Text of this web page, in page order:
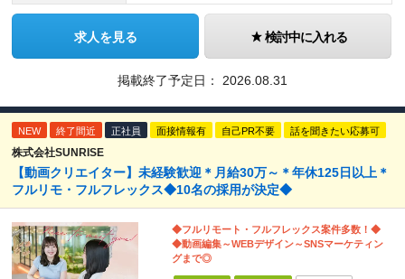
求人を見る 検討中に入れる
掲載終了予定日： 2026.08.31
NEW 終了間近 正社員 面接情報有 自己PR不要 話を聞きたい応募可
株式会社SUNRISE
【動画クリエイター】未経験歓迎＊月給30万～＊年休125日以上＊
フルリモ・フルフレックス◆10名の採用が決定◆
◆フルリモート・フルフレックス案件多数！◆
◆動画編集～WEBデザイン～SNSマーケティン
グまで◎